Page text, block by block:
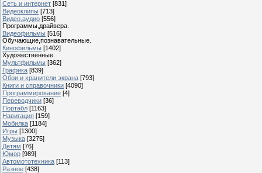
Сеть и интернет [831]
Видеоклипы [713]
Видео,аудио [556]
Программы,драйвера.
Видеофильмы [516]
Обучающие,познавательные.
Кинофильмы [1402]
Художественные.
Мультфильмы [362]
Графика [839]
Обои и хранители экрана [793]
Книги и справочники [4090]
Программирование [4]
Переводчики [36]
Портабл [1163]
Навигация [159]
Мобилка [1184]
Игры [1300]
Музыка [3275]
Детям [76]
Юмор [989]
Автомототехника [113]
Разное [438]